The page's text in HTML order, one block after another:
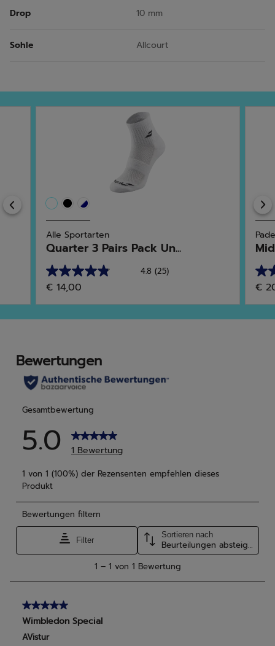
Drop 10 mm
Sohle Allcourt
Previous
Alle Sportarten
Quarter 3 Pairs Pack Un...
4.8 (25)
4.8
von
5
Sternen.
Bewertungen
€ 14,00
4.9
von
5
€